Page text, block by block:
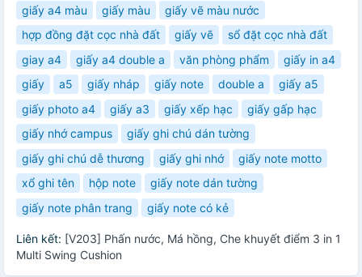
giấy a4 màu giấy màu
giấy vẽ màu nước
hợp đồng đặt cọc nhà đất
giấy vẽ
sổ đặt cọc nhà đất
giay a4
giấy a4 double a văn phòng phẩm
giấy in a4
giấy
a5 giấy nháp giấy note double a
giấy a5
giấy photo a4
giấy a3 giấy xếp hạc
giấy gấp hạc
giấy nhớ campus
giấy ghi chú dán tường
giấy ghi chú dễ thương
giấy ghi nhớ
giấy note motto
xổ ghi tên
hộp note
giấy note dán tường
giấy note phân trang
giấy note có kẻ
Liên kết: [V203] Phấn nước, Má hồng, Che khuyết điểm 3 in 1
Multi Swing Cushion